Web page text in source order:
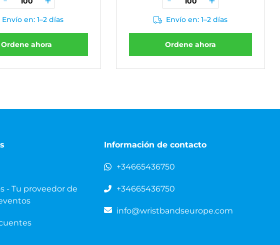
Envío en: 1–2 días
Ordene ahora
Envío en: 1–2 días
Ordene ahora
- Tu proveedor de
Información de contacto
+34665436750
+34665436750
info@wristbandseurope.com